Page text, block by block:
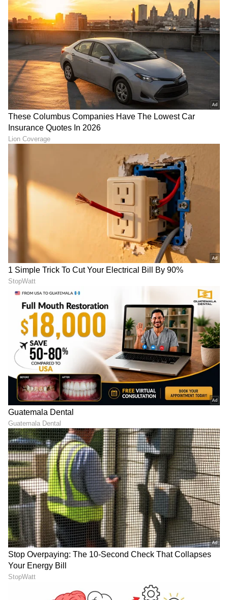
ತಟ್ಟೆಯಲ್ಲಿ ಒಂದೇ ಬಾರಿ 3 ರೊಟ್ಟಿ
ಹಾಕಿ ತಿನ್ನುವ ತಪ್ಪು ಮಾಡ್ಬೇಡಿ…
ಇದು ಅಪಾಯದ ಸೂಚನೆ
ಮನೆ ಮೇಲೆ ಕಾಗೆ ಕೂಗೋದು
ಅತಿಥಿಗಳ ಸೂಚನೆ ಮಾತ್ರವಲ್ಲ….
ಶುಭ, ಅಶುಭದ ಮುನ್ಸೂಚನೆ!
Vastu Tips: ಊಟ ಮಾಡಿದ
ತಟ್ಟೆಯಲ್ಲೇ ಕೈ ತೊಳೆಯುವ
ಅಭ್ಯಾಸ ನಿಮಗಿದೆಯೇ?, ಹಣದ
ಮನೆಯಲ್ಲಿ ಕಾಣಿಸಿಕೊಂಡ ಹಾವು!
ದೊಡ್ಡ ದುರ್ಘಟನೆ ನಡೆಯುವ
ಸೂಚನೆಯೆ?
LATEST VIDEOS
"ರಾಜಕೀಯ ಬೇಡ, ಸಿನಿಮಾನೇ ಪ್ರಾಣ":
ಕನಕೋತ್ಸವದಲ್ಲಿ ರಿಷಬ್ ಶೆಟ್ಟಿ | Rishab
Shetty speech | Suvarna News
ಶೇ.50 ರಿಂದ ಶೇ.18 ಕ್ಕೆ TAX ಇಳಿಕೆ: ಮೋದಿ-
ಟ್ರಂಪ್ ಐತಿಹಾಸಿಕ ಒಪ್ಪಂದ | India US
Trade Deal | Party Rounds